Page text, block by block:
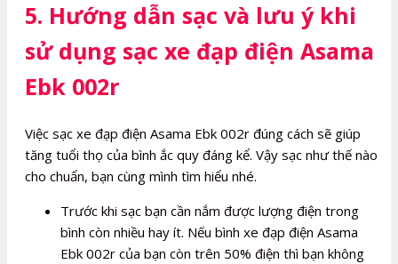
5. Hướng dẫn sạc và lưu ý khi
sử dụng sạc xe đạp điện Asama
Ebk 002r
Việc sạc xe đạp điện Asama Ebk 002r đúng cách sẽ giúp
tăng tuổi thọ của bình ắc quy đáng kể. Vậy sạc như thế nào
cho chuẩn, bạn cùng mình tìm hiểu nhé.
Trước khi sạc bạn cần nắm được lượng điện trong
bình còn nhiều hay ít. Nếu bình xe đạp điện Asama
Ebk 002r của bạn còn trên 50% điện thì bạn không